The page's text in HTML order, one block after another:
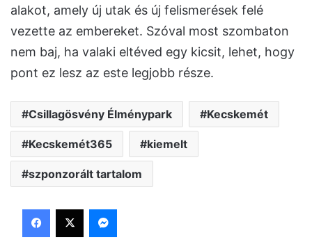
alakot, amely új utak és új felismerések felé
vezette az embereket. Szóval most szombaton
nem baj, ha valaki eltéved egy kicsit, lehet, hogy
pont ez lesz az este legjobb része.
Csillagösvény Élménypark Kecskemét
Kecskemét365 kiemelt
szponzorált tartalom
Facebook
X Messenger